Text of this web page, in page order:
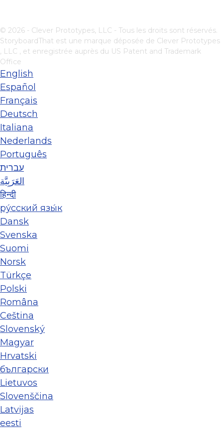
© 2026 - Clever Prototypes, LLC - Tous les droits sont réservés.
StoryboardThat est une marque déposée de Clever Prototypes
, LLC , et enregistrée auprès du US Patent and Trademark
Office
English
Español
Français
Deutsch
Italiana
Nederlands
Português
עברית
العَرَبِيَّة
हिन्दी
ру́сский язы́к
Dansk
Svenska
Suomi
Norsk
Türkçe
Polski
Româna
Ceština
Slovenský
Magyar
Hrvatski
български
Lietuvos
Slovenščina
Latvijas
eesti